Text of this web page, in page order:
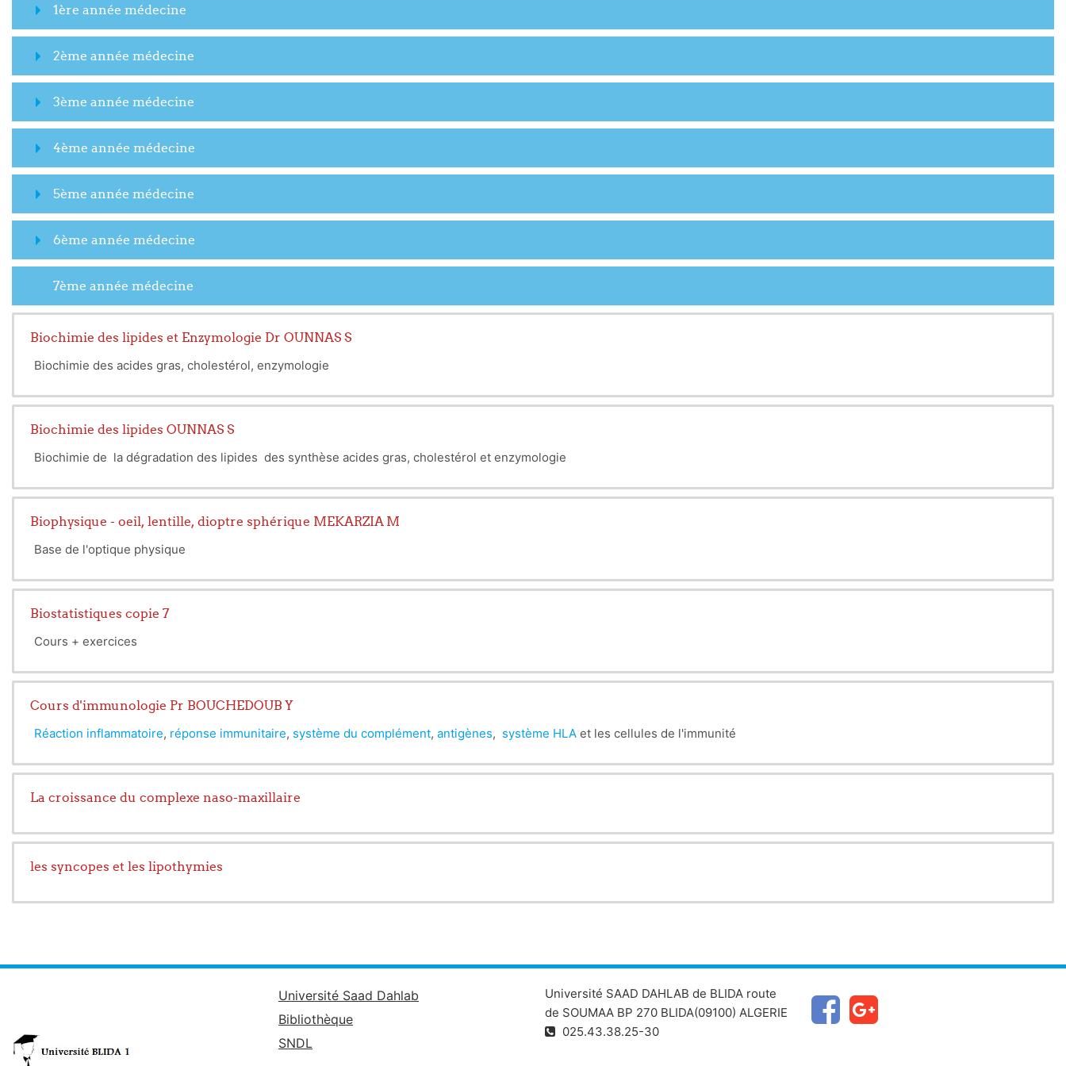
1ère année médecine
2ème année médecine
3ème année médecine
4ème année médecine
5ème année médecine
6ème année médecine
7ème année médecine
Biochimie des lipides et Enzymologie Dr OUNNAS S
Biochimie des acides gras, cholestérol, enzymologie
Biochimie des lipides OUNNAS S
Biochimie de la dégradation des lipides des synthèse acides gras, cholestérol et enzymologie
Biophysique - oeil, lentille, dioptre sphérique MEKARZIA M
Base de l'optique physique
Biostatistiques copie 7
Cours + exercices
Cours d'immunologie Pr BOUCHEDOUB Y
Réaction inflammatoire, réponse immunitaire, système du complément, antigènes, système HLA et les cellules de l'immunité
La croissance du complexe naso-maxillaire
les syncopes et les lipothymies
Université Saad Dahlab
Bibliothèque
SNDL
Université SAAD DAHLAB de BLIDA route
de SOUMAA BP 270 BLIDA(09100) ALGERIE
025.43.38.25-30